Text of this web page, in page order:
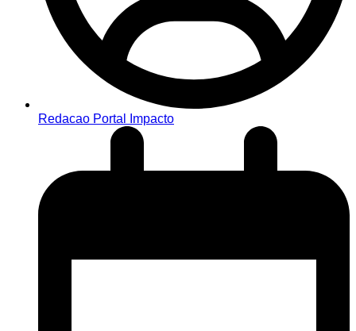
Redacao Portal Impacto